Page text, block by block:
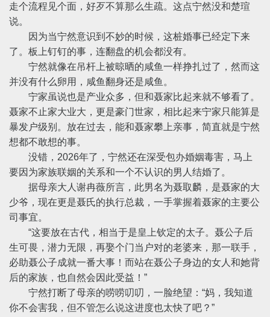
走个流程见个面，好歹不算那么生疏。这点宁然没和楚瑄
说。
因为当宁然意识到不妙的时候，这桩婚事已经定下来
了。板上钉钉的事，连翻盘的机会都没有。
宁然就像在吊杆上被晾晒的咸鱼一样挣扎过了，然而这
并没有什么卵用，咸鱼翻身还是咸鱼。
宁家虽说也是产业众多，但和聂家比起来就不够看了。
聂家不止家大业大，更是豪门世家，相比起来宁家只能算是
暴发户级别。放在过去，能和聂家攀上亲事，简直就是宁然
想都不敢想的事。
没错，2026年了，宁然还在深受包办婚姻毒害，马上
要因为家族联姻的关系和一个不认识的男人结婚了。
据母亲大人谢冉薇所言，此男名为聂取麟，是聂家的大
少爷，现在更是聂氏的执行总裁，一手掌握着聂家的主要公
司事宜。
“这要放在古代，相当于是皇上钦定的太子。聂公子后
生可畏，潜力无限，再娶个门当户对的老婆来，那一联手，
必助聂公子成就一番大事！而站在聂公子身边的女人和她背
后的家族，也自然会因此受益！”
宁然打断了母亲的唠唠叨叨，一脸绝望：“妈，我知道
你不会害我，但不管怎么说这进度也太快了吧？”